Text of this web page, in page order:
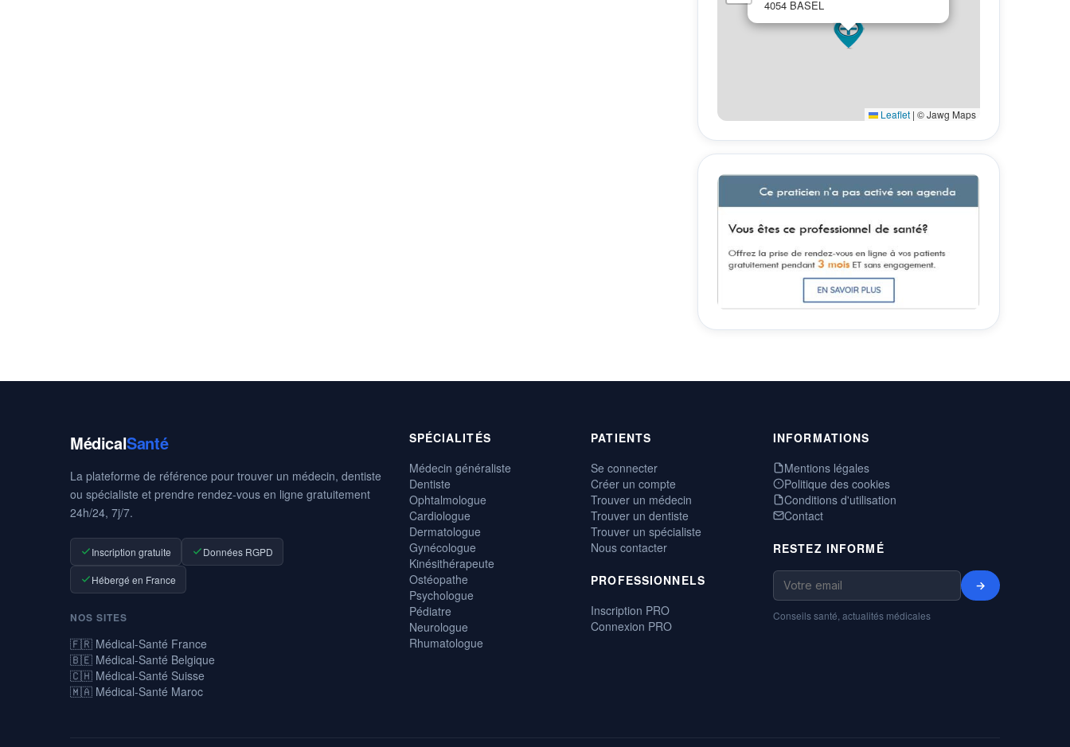
4054 BASEL
Leaflet | © Jawg Maps
MédicalSanté
La plateforme de référence pour trouver un médecin, dentiste
ou spécialiste et prendre rendez-vous en ligne gratuitement
24h/24, 7j/7.
Inscription gratuite Données RGPD
Hébergé en France
NOS SITES
🇫🇷 Médical-Santé France
🇧🇪 Médical-Santé Belgique
🇨🇭 Médical-Santé Suisse
🇲🇦 Médical-Santé Maroc
SPÉCIALITÉS
Médecin généraliste
Dentiste
Ophtalmologue
Cardiologue
Dermatologue
Gynécologue
Kinésithérapeute
Ostéopathe
Psychologue
Pédiatre
Neurologue
Rhumatologue
PATIENTS
Se connecter
Créer un compte
Trouver un médecin
Trouver un dentiste
Trouver un spécialiste
Nous contacter
PROFESSIONNELS
Inscription PRO
Connexion PRO
INFORMATIONS
Mentions légales
Politique des cookies
Conditions d'utilisation
Contact
RESTEZ INFORMÉ
→
Conseils santé, actualités médicales